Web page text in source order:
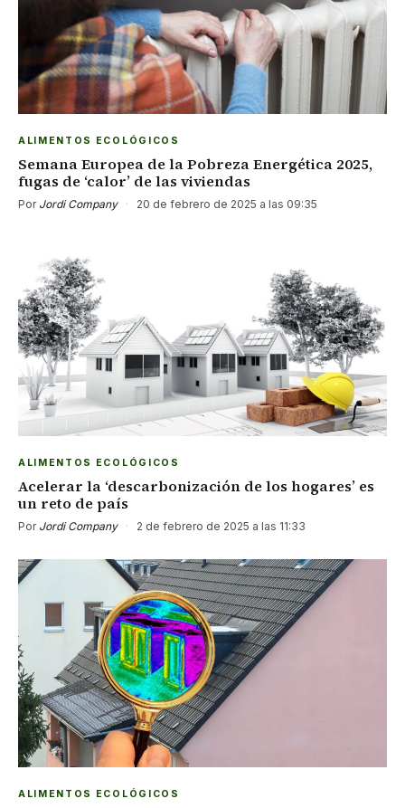
ALIMENTOS ECOLÓGICOS
Semana Europea de la Pobreza Energética 2025,
fugas de ‘calor’ de las viviendas
Por Jordi Company · 20 de febrero de 2025 a las 09:35
ALIMENTOS ECOLÓGICOS
Acelerar la ‘descarbonización de los hogares’ es
un reto de país
Por Jordi Company · 2 de febrero de 2025 a las 11:33
ALIMENTOS ECOLÓGICOS